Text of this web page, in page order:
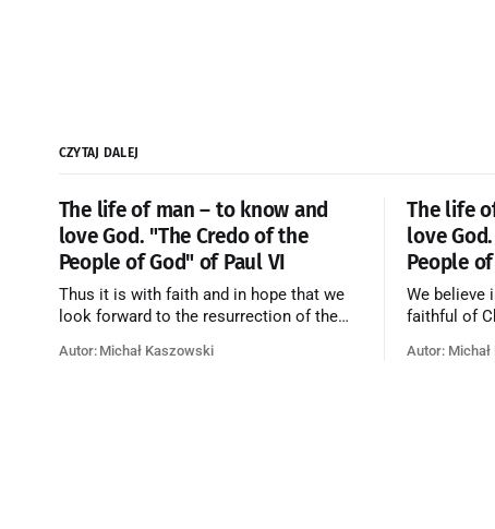
CZYTAJ DALEJ
The life of man – to know and
love God. "The Credo of the
People of God" of Paul VI
Thus it is with faith and in hope that we
look forward to the resurrection of the
Blessed be God Thrice Holy. Amen. ←
Autor: Michał Kaszowski
The life
love
People
We believe
faithful of
purification,
Autor: